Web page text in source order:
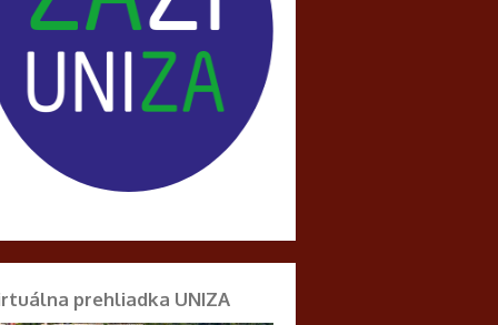
prehliadka UNIZA